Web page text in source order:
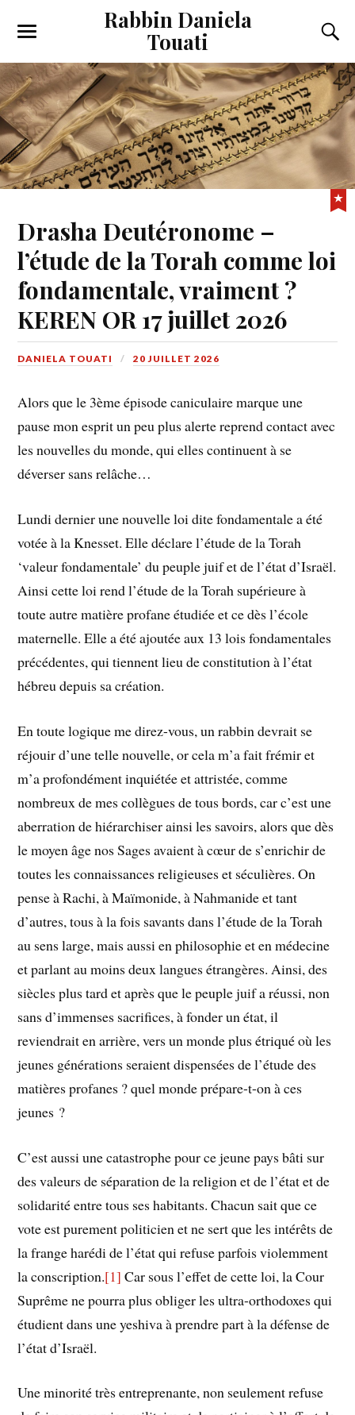
Rabbin Daniela
Touati
Toggle
mobile
menu field
Drasha Deutéronome –
l’étude de la Torah comme loi
fondamentale, vraiment ?
KEREN OR 17 juillet 2026
DANIELA TOUATI 20 JUILLET 2026
Alors que le 3ème épisode caniculaire marque une
pause mon esprit un peu plus alerte reprend contact avec
les nouvelles du monde, qui elles continuent à se
déverser sans relâche…
Lundi dernier une nouvelle loi dite fondamentale a été
votée à la Knesset. Elle déclare l’étude de la Torah
‘valeur fondamentale’ du peuple juif et de l’état d’Israël.
Ainsi cette loi rend l’étude de la Torah supérieure à
toute autre matière profane étudiée et ce dès l’école
maternelle. Elle a été ajoutée aux 13 lois fondamentales
précédentes, qui tiennent lieu de constitution à l’état
hébreu depuis sa création.
En toute logique me direz-vous, un rabbin devrait se
réjouir d’une telle nouvelle, or cela m’a fait frémir et
m’a profondément inquiétée et attristée, comme
nombreux de mes collègues de tous bords, car c’est une
aberration de hiérarchiser ainsi les savoirs, alors que dès
le moyen âge nos Sages avaient à cœur de s’enrichir de
toutes les connaissances religieuses et séculières. On
pense à Rachi, à Maïmonide, à Nahmanide et tant
d’autres, tous à la fois savants dans l’étude de la Torah
au sens large, mais aussi en philosophie et en médecine
et parlant au moins deux langues étrangères. Ainsi, des
siècles plus tard et après que le peuple juif a réussi, non
sans d’immenses sacrifices, à fonder un état, il
reviendrait en arrière, vers un monde plus étriqué où les
jeunes générations seraient dispensées de l’étude des
matières profanes ? quel monde prépare-t-on à ces
jeunes ?
C’est aussi une catastrophe pour ce jeune pays bâti sur
des valeurs de séparation de la religion et de l’état et de
solidarité entre tous ses habitants. Chacun sait que ce
vote est purement politicien et ne sert que les intérêts de
la frange harédi de l’état qui refuse parfois violemment
la conscription.[1] Car sous l’effet de cette loi, la Cour
Suprême ne pourra plus obliger les ultra-orthodoxes qui
étudient dans une yeshiva à prendre part à la défense de
l’état d’Israël.
Une minorité très entreprenante, non seulement refuse